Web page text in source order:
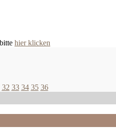
hier klicken
32 33 34 35 36